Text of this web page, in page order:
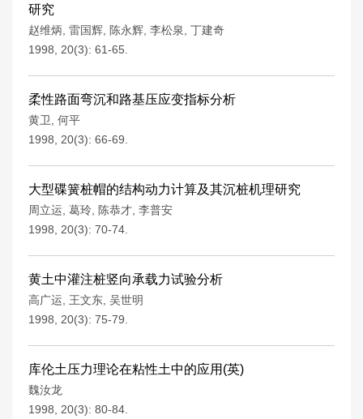
研究
赵维炳 雷国辉 陈永辉 李松泉
丁建奇
1998, 20(3): 61-65.
柔性路面弯沉和路基压应变指标分析
黄卫
何平
1998, 20(3): 66-69.
大型碟簧桩帽的结构动力计算及其沉桩机理研究
周立运 葛玲 陈恭才 李普安
1998, 20(3): 70-74.
黄土中灌注桩竖向承载力试验分析
高广运 王文东 吴世明
1998, 20(3): 75-79.
库伦土压力理论在粘性土中的应用(英)
魏汝龙
1998, 20(3): 80-84.